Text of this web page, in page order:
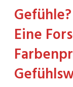
Gefühle?
Eine